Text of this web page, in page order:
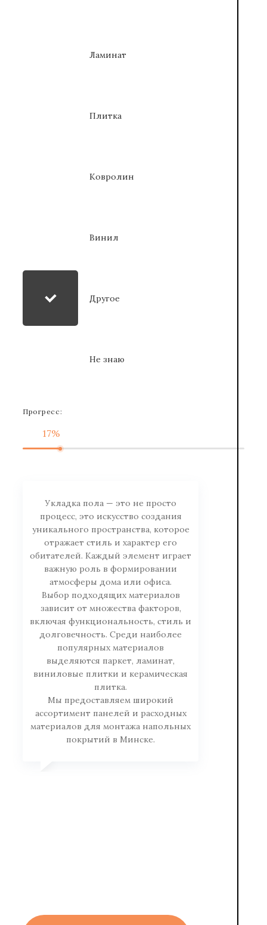
Ламинат
Плитка
Ковролин
Винил
Другое
Не знаю
Прогресс:
17%
Укладка пола — это не просто
процесс, это искусство создания
уникального пространства, которое
отражает стиль и характер его
обитателей. Каждый элемент играет
важную роль в формировании
атмосферы дома или офиса.
Выбор подходящих материалов
зависит от множества факторов,
включая функциональность, стиль и
долговечность. Среди наиболее
популярных материалов
выделяются паркет, ламинат,
виниловые плитки и керамическая
плитка.
Мы предоставляем широкий
ассортимент панелей и расходных
материалов для монтажа напольных
покрытий в Минске.